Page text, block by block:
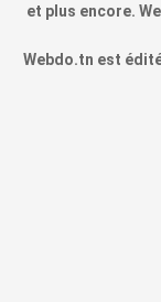
et plus encore.
Webdo.tn est édité